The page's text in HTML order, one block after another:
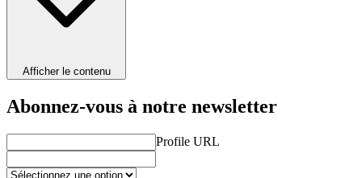
Afficher le contenu
Abonnez-vous à notre newsletter
Profile URL